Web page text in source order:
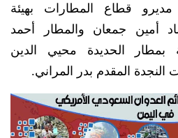
مديرو قطاع المطارات بهيئة
أمين جمعان والمطار أحمد
بمطار الحديدة محيي الدين
المقدم بدر المراني.